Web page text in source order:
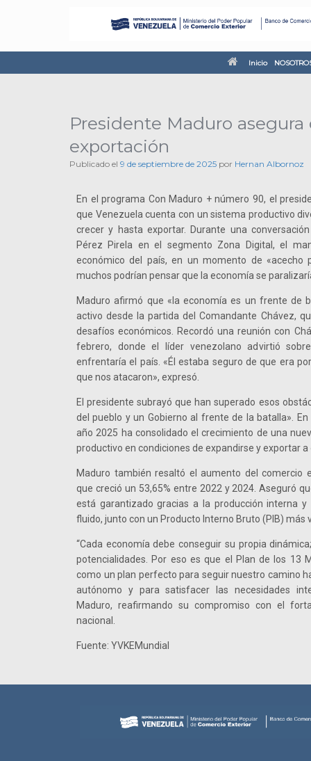
Inicio
Presidente Maduro
exportación
Publicado el 9 de septiembre de 2025 por Hernan Albornoz
En el programa Con Maduro + número 90, el
que Venezuela cuenta con un sistema productivo
crecer y hasta exportar. Durante una
Pérez Pirela en el segmento Zona Digital, el
económico del país, en un momento de «acecho
muchos podrían pensar que la economía se
Maduro afirmó que «la economía es un frente de
activo desde la partida del Comandante Chávez,
desafíos económicos. Recordó una reunión con
febrero, donde el líder venezolano advirtió
enfrentaría el país. «Él estaba seguro de que era
que nos atacaron», expresó.
El presidente subrayó que han superado esos
del pueblo y un Gobierno al frente de la batalla».
año 2025 ha consolidado el crecimiento de una
productivo en condiciones de expandirse y exportar
Maduro también resaltó el aumento del comercio
que creció un 53,65% entre 2022 y 2024. Aseguró
está garantizado gracias a la producción interna
fluido, junto con un Producto Interno Bruto (PIB) más
“Cada economía debe conseguir su propia
potencialidades. Por eso es que el Plan de los 13
como un plan perfecto para seguir nuestro camino
autónomo y para satisfacer las necesidades
Maduro, reafirmando su compromiso con el
nacional.
Fuente: YVKEMundial